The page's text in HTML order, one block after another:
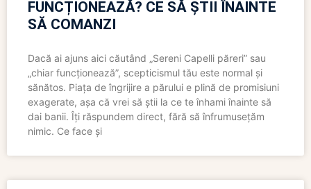
FUNCȚIONEAZĂ? CE SĂ ȘTII ÎNAINTE
SĂ COMANZI
Dacă ai ajuns aici căutând „Sereni Capelli păreri” sau
„chiar funcționează”, scepticismul tău este normal și
sănătos. Piața de îngrijire a părului e plină de promisiuni
exagerate, așa că vrei să știi la ce te înhami înainte să
dai banii. Îți răspundem direct, fără să înfrumusețăm
nimic. Ce face și